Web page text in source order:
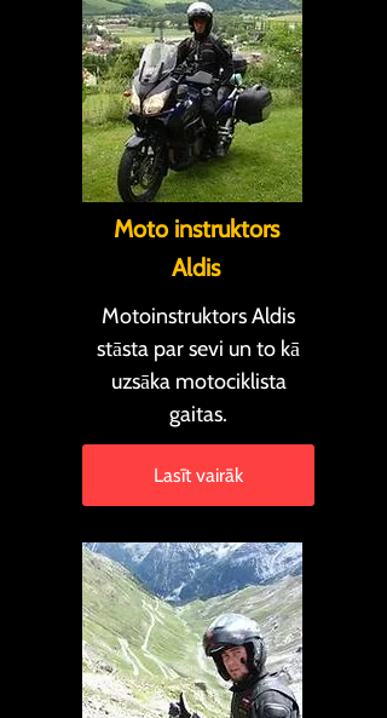
Moto instruktors
Aldis
Motoinstruktors Aldis
stāsta par sevi un to kā
uzsāka motociklista
gaitas.
Lasīt vairāk